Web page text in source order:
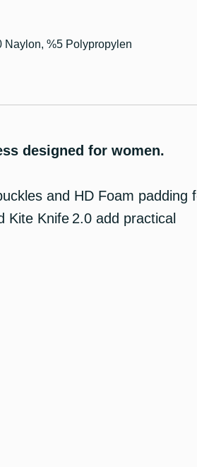
Naylon, %5 Polypropylen
designed for women.
and HD Foam padding
Knife 2.0 add practical